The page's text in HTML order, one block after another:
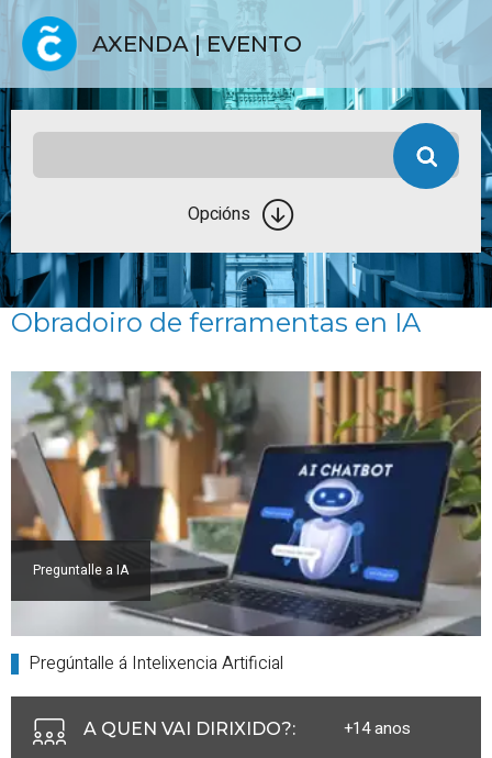
AXENDA | EVENTO
Opcións
Obradoiro de ferramentas en IA
Preguntalle a IA
Pregúntalle á Intelixencia Artificial
A QUEN VAI DIRIXIDO?: +14 anos